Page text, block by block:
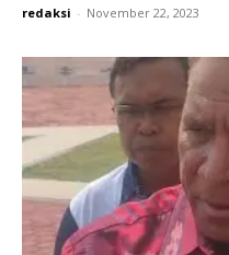
redaksi - November 22, 2023